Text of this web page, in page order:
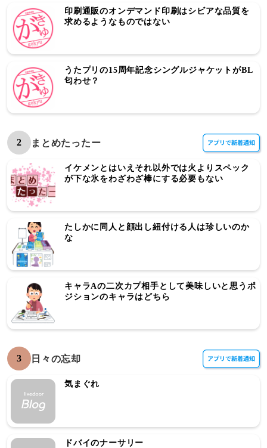
印刷通販のオンデマンド印刷はシビアな品質を
求めるようなものではない
うたプリの15周年記念シングルジャケットがBL
匂わせ？
2 まとめたったー
イケメンとはいえそれ以外では火よりスペック
が下な氷をわざわざ棒にする必要もない
たしかに同人と顔出し紐付ける人は珍しいのか
な
キャラAの二次カプ相手として美味しいと思うポ
ジションのキャラはどちら
3 日々の忘却
気まぐれ
ドバイのナーサリー